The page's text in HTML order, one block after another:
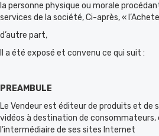
la personne physique ou morale
services de la société, Ci-après, «
d’autre part,
Il a été exposé et convenu ce qui suit :
PREAMBULE
Le Vendeur est éditeur de produits et de
vidéos à destination de consommateurs,
l’intermédiaire de ses sites Internet